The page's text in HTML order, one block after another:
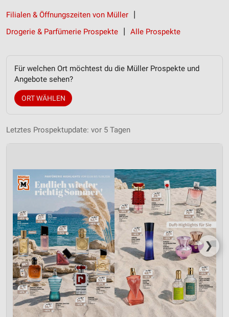
Filialen & Öffnungszeiten von Müller
Drogerie & Parfümerie Prospekte
Alle Prospekte
Für welchen Ort möchtest du die Müller Prospekte und
Angebote sehen?
ORT WÄHLEN
Letztes Prospektupdate: vor 5 Tagen
❯